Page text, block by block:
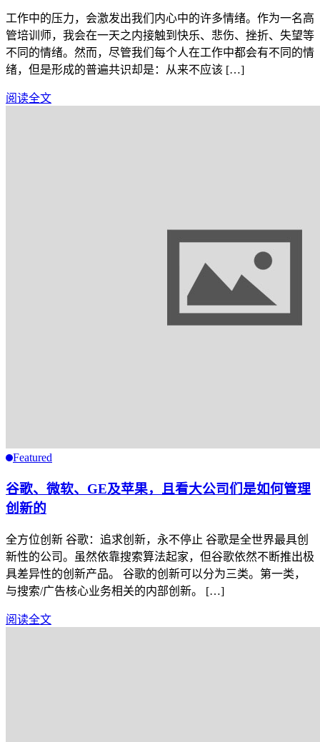
工作中的压力，会激发出我们内心中的许多情绪。作为一名高
管培训师，我会在一天之内接触到快乐、悲伤、挫折、失望等
不同的情绪。然而，尽管我们每个人在工作中都会有不同的情
绪，但是形成的普遍共识却是：从来不应该 […]
阅读全文
Featured
谷歌、微软、GE及苹果，且看大公司们是如何管理
创新的
全方位创新 谷歌：追求创新，永不停止 谷歌是全世界最具创
新性的公司。虽然依靠搜索算法起家，但谷歌依然不断推出极
具差异性的创新产品。 谷歌的创新可以分为三类。第一类，
与搜索/广告核心业务相关的内部创新。 […]
阅读全文